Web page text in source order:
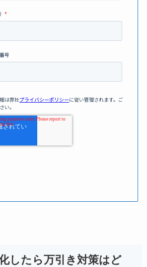
したら万引き対策はど